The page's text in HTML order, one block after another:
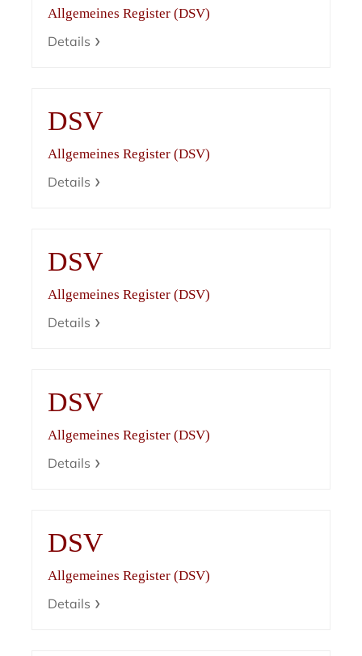
Allgemeines Register (DSV)
Details
DSV
Allgemeines Register (DSV)
Details
DSV
Allgemeines Register (DSV)
Details
DSV
Allgemeines Register (DSV)
Details
DSV
Allgemeines Register (DSV)
Details